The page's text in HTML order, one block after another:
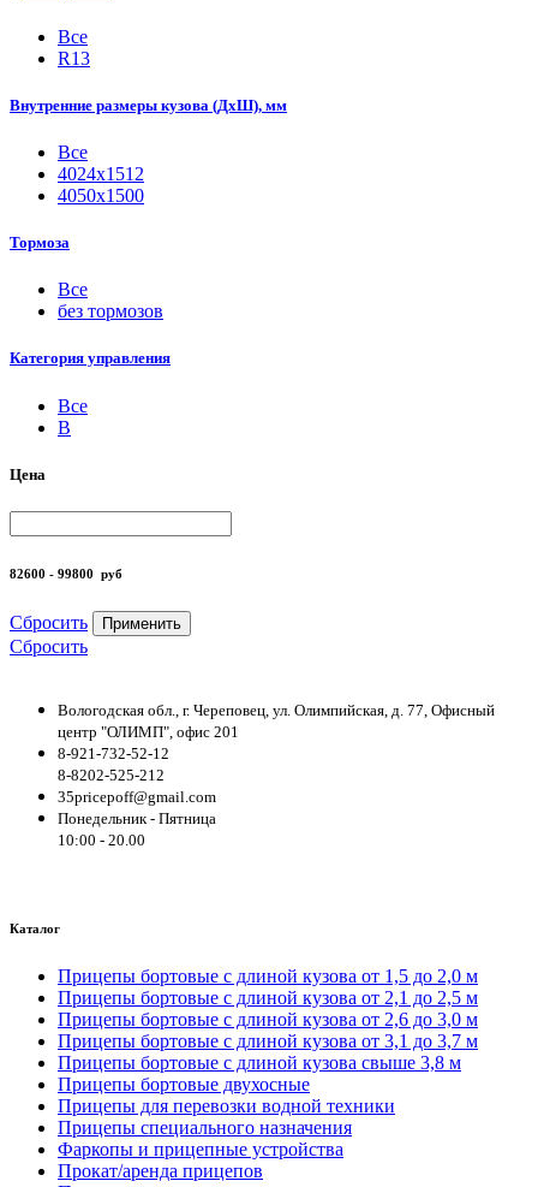
Все
R13
Внутренние размеры кузова (ДхШ), мм
Все
4024х1512
4050х1500
Тормоза
Все
без тормозов
Категория управления
Все
B
Цена
82600 - 99800 руб
Сбросить Применить
Сбросить
Вологодская обл., г. Череповец, ул. Олимпийская, д. 77, Офисный
центр "ОЛИМП", офис 201
8-921-732-52-12
8-8202-525-212
35pricepoff@gmail.com
Понедельник - Пятница
10:00 - 20.00
Каталог
Прицепы бортовые с длиной кузова от 1,5 до 2,0 м
Прицепы бортовые с длиной кузова от 2,1 до 2,5 м
Прицепы бортовые с длиной кузова от 2,6 до 3,0 м
Прицепы бортовые с длиной кузова от 3,1 до 3,7 м
Прицепы бортовые с длиной кузова свыше 3,8 м
Прицепы бортовые двухосные
Прицепы для перевозки водной техники
Прицепы специального назначения
Фаркопы и прицепные устройства
Прокат/аренда прицепов